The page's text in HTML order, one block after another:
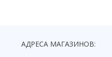
АДРЕСА МАГАЗИНОВ: